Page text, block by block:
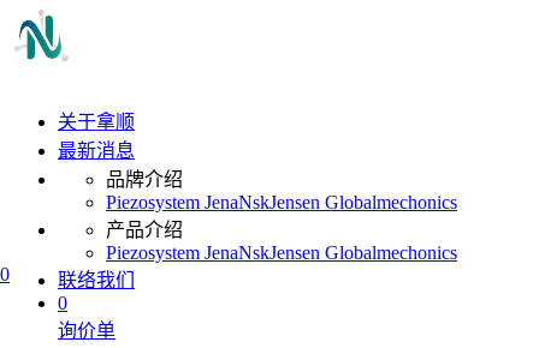
0
关于拿顺
最新消息
品牌介绍
Piezosystem JenaNskJensen Globalmechonics
产品介绍
Piezosystem JenaNskJensen Globalmechonics
联络我们
0
询价单